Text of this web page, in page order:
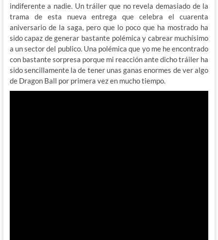
indiferente a nadie. Un tráiler que no revela demasiado de la
trama de esta nueva entrega que celebra el cuarenta
aniversario de la saga, pero que lo poco que ha mostrado ha
sido capaz de generar bastante polémica y cabrear muchísimo
a un sector del publico. Una polémica que yo me he encontrado
con bastante sorpresa porque mi reacción ante dicho tráiler ha
sido sencillamente la de tener unas ganas enormes de ver algo
de Dragon Ball por primera vez en mucho tiempo.